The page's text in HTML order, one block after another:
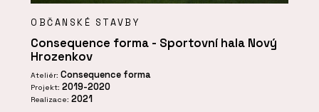
OBČANSKÉ STAVBY
Consequence forma - Sportovní hala Nový
Hrozenkov
Ateliér: Consequence forma
Projekt: 2019-2020
Realizace: 2021